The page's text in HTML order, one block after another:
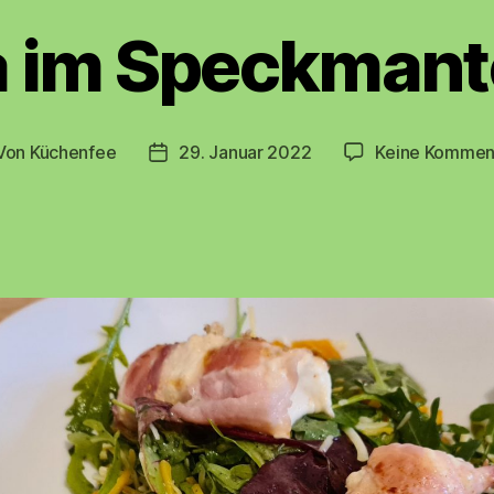
im
Küchenfee Beitragsdatum
29. Januar 2022 Keine